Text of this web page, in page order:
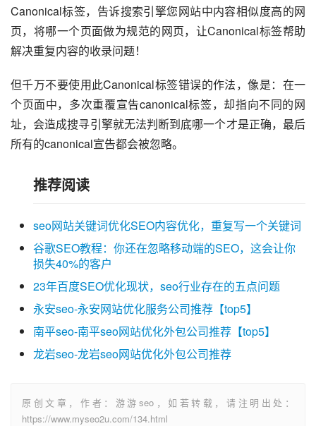
Canonical标签，告诉搜索引擎您网站中内容相似度高的网
页，将哪一个页面做为规范的网页，让Canonical标签帮助
解决重复内容的收录问题！
但千万不要使用此Canonical标签错误的作法，像是：在一
个页面中，多次重覆宣告canonical标签，却指向不同的网
址，会造成搜寻引擎就无法判断到底哪一个才是正确，最后
所有的canonical宣告都会被忽略。
推荐阅读
seo网站关键词优化SEO内容优化，重复写一个关键词
谷歌SEO教程：你还在忽略移动端的SEO，这会让你
损失40%的客户
23年百度SEO优化现状，seo行业存在的五点问题
永安seo-永安网站优化服务公司推荐【top5】
南平seo-南平seo网站优化外包公司推荐【top5】
龙岩seo-龙岩seo网站优化外包公司推荐
原创文章，作者：游游seo，如若转载，请注明出处：
https://www.myseo2u.com/134.html